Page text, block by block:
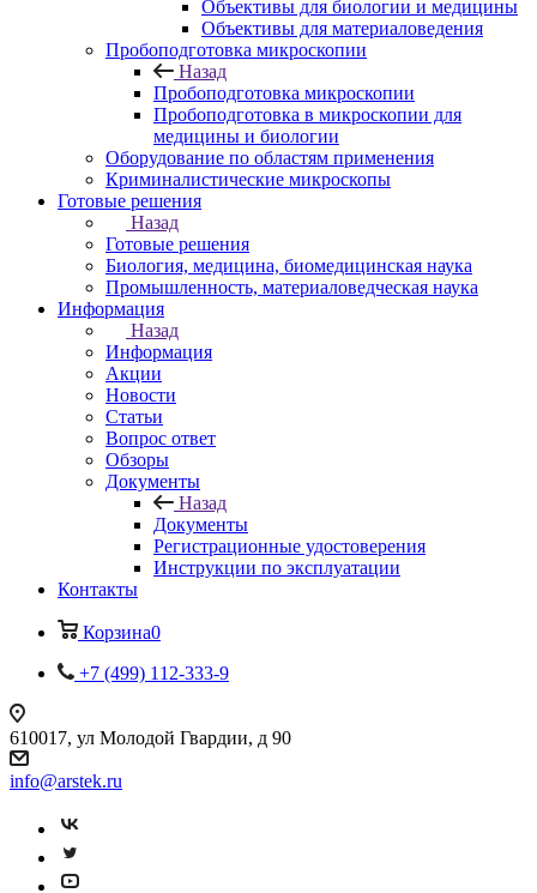
Объективы для биологии и медицины
Объективы для материаловедения
Пробоподготовка микроскопии
Назад
Пробоподготовка микроскопии
Пробоподготовка в микроскопии для
медицины и биологии
Оборудование по областям применения
Криминалистические микроскопы
Готовые решения
Назад
Готовые решения
Биология, медицина, биомедицинская наука
Промышленность, материаловедческая наука
Информация
Назад
Информация
Акции
Новости
Статьи
Вопрос ответ
Обзоры
Документы
Назад
Документы
Регистрационные удостоверения
Инструкции по эксплуатации
Контакты
Корзина0
+7 (499) 112-333-9
610017, ул Молодой Гвардии, д 90
info@arstek.ru